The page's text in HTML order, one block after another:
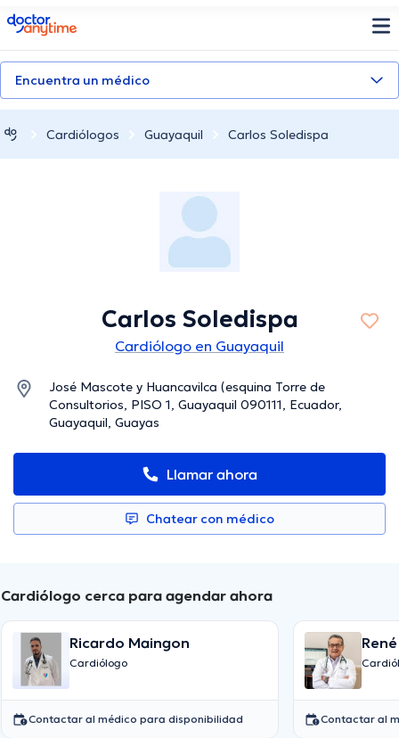
doctoranytime
Encuentra un médico
Cardiólogos Guayaquil Carlos Soledispa
Carlos Soledispa
Cardiólogo en Guayaquil
José Mascote y Huancavilca (esquina Torre de
Consultorios, PISO 1, Guayaquil 090111, Ecuador,
Guayaquil, Guayas
Llamar ahora
Chatear con médico
Cardiólogo cerca para agendar ahora
Ricardo Maingon
Cardiólogo
Contactar al médico para disponibilidad Contactar al